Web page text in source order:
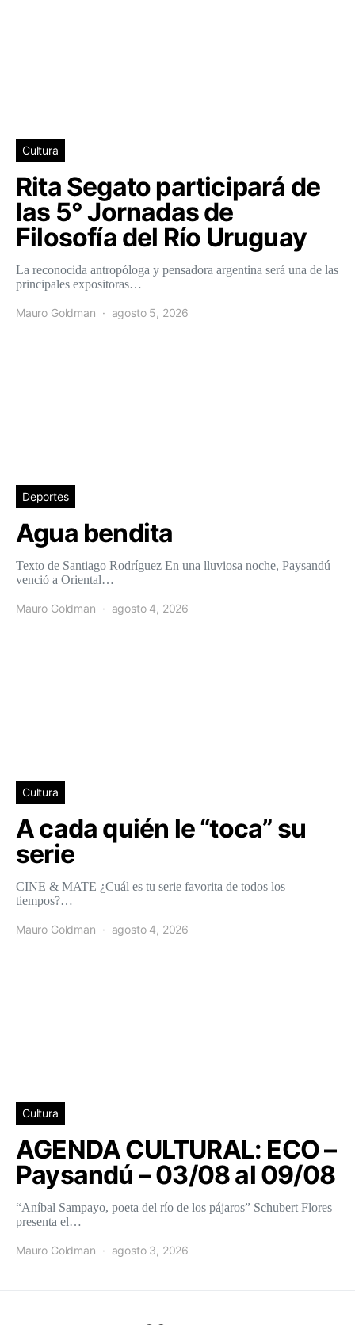
Cultura
Rita Segato participará de
las 5° Jornadas de
Filosofía del Río Uruguay
La reconocida antropóloga y pensadora argentina será una de las
principales expositoras…
Mauro Goldman agosto 5, 2026
Deportes
Agua bendita
Texto de Santiago Rodríguez En una lluviosa noche, Paysandú
venció a Oriental…
Mauro Goldman agosto 4, 2026
Cultura
A cada quién le “toca” su
serie
CINE & MATE ¿Cuál es tu serie favorita de todos los
tiempos?…
Mauro Goldman agosto 4, 2026
Cultura
AGENDA CULTURAL: ECO –
Paysandú – 03/08 al 09/08
“Aníbal Sampayo, poeta del río de los pájaros” Schubert Flores
presenta el…
Mauro Goldman agosto 3, 2026